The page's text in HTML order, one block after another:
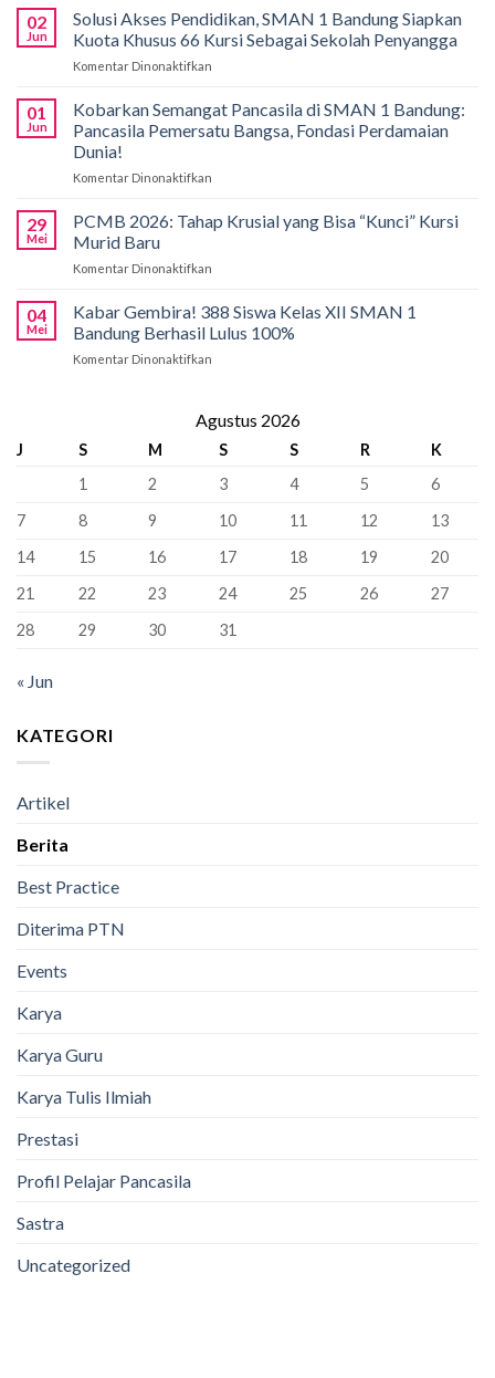
di
Bali!
Siswa
Bandung
Borong
Biology
02
Jun
Solusi Akses Pendidikan, SMAN 1 Bandung Siapkan
Kuota Khusus 66 Kursi Sebagai Sekolah Penyangga
Komentar Dinonaktifkan
Akses
Pendidikan,
SMAN
Kuota
Khusus
Sekolah
Penyangga
01
Jun
Kobarkan Semangat Pancasila di SMAN 1 Bandung:
Pancasila Pemersatu Bangsa, Fondasi Perdamaian
Dunia!
Komentar Dinonaktifkan
Semangat
Pancasila
Bandung:
Pancasila
Dunia!
29
Mei
PCMB 2026: Tahap Krusial yang Bisa “Kunci” Kursi
Murid Baru
Komentar Dinonaktifkan
2026:
Tahap
Krusial
Kursi
Baru
04
Mei
Kabar Gembira! 388 Siswa Kelas XII SMAN 1
Bandung Berhasil Lulus 100%
Komentar Dinonaktifkan
388
Siswa
Kelas
SMAN
Bandung
Lulus
100%
Agustus 2026
J S M S S R
K
1
2 3 4 5
6
7
8 9 10 11 12
13
14
15 16 17 18 19
20
21
22 23 24 25 26
27
28
29 30 31
« Jun
KATEGORI
Artikel
Berita
Best Practice
Diterima PTN
Events
Karya
Karya Guru
Karya Tulis Ilmiah
Prestasi
Profil Pelajar Pancasila
Sastra
Uncategorized